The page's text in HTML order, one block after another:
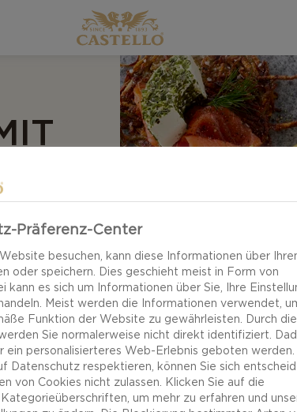
Präferenz-Center
besuchen, kann diese Informationen über
oder speichern. Dies geschieht meist in Form von
kann es sich um Informationen über Sie, Ihre
Meist werden die Informationen verwendet,
Funktion der Website zu gewährleisten. Durch
Sie normalerweise nicht direkt identifiziert.
ein personalisierteres Web-Erlebnis geboten werden.
Datenschutz respektieren, können Sie sich
von Cookies nicht zulassen. Klicken Sie auf die
um mehr zu erfahren und